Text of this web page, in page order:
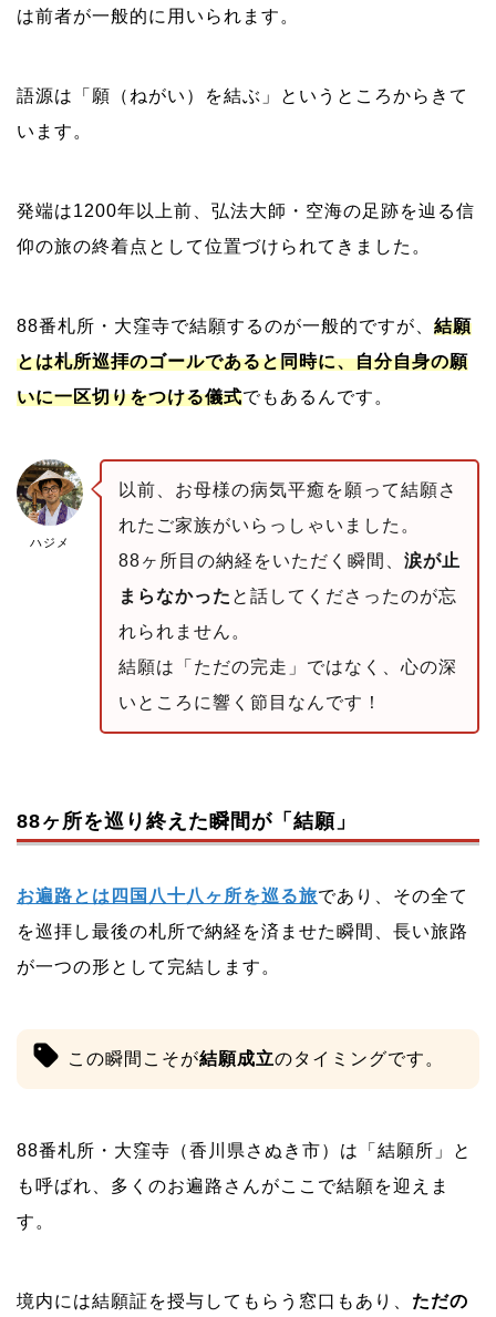
の取得方法
す！
は前者が一般的に用いられます。
語源は「願（ねがい）を結ぶ」というところからきて
います。
発端は1200年以上前、弘法大師・空海の足跡を辿る信
仰の旅の終着点として位置づけられてきました。
88番札所・大窪寺で結願するのが一般的ですが、 結願
とは札所巡拝のゴールであると同時に、自分自身の願
いに一区切りをつける儀式でもあるんです。
ハジメ
以前、お母様の病気平癒を願って結願さ
れたご家族がいらっしゃいました。
88ヶ所目の納経をいただく瞬間、 涙が止
まらなかった と話してくださったのが忘
れられません。
結願は「ただの完走」ではなく、心の深
いところに響く節目なんです！
88ヶ所を巡り終えた瞬間が「結願」
お遍路とは四国八十八ヶ所を巡る旅であり、その全て
を巡拝し最後の札所で納経を済ませた瞬間、長い旅路
が一つの形として完結します。
この瞬間こそが結願成立のタイミングです。
88番札所・大窪寺（香川県さぬき市）は「結願所」と
も呼ばれ、多くのお遍路さんがここで結願を迎えま
す。
境内には結願証を授与してもらう窓口もあり、 ただの